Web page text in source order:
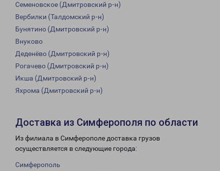
Семеновское (Дмитровский р-н)
Вербилки (Талдомский р-н)
Бунятино (Дмитровский р-н)
Внуково
Деденёво (Дмитровский р-н)
Рогачево (Дмитровский р-н)
Икша (Дмитровский р-н)
Яхрома (Дмитровский р-н)
Доставка из Симферополя по области
Из филиала в Симферополе доставка грузов
осуществляется в следующие города:
Симферополь